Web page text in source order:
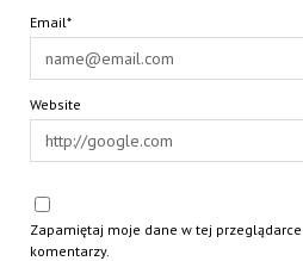
Email*
Website
Zapamiętaj moje dane w tej
komentarzy.